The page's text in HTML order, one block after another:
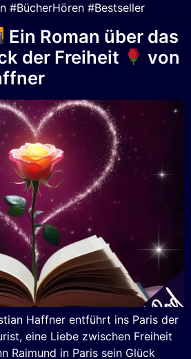
#BücherHören #Bestseller
Ein Roman über das
der Freiheit
von
Haffner entführt ins Paris der
eine Liebe zwischen Freiheit
Raimund in Paris sein Glück